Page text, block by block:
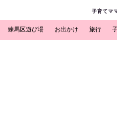
子育てマ
練馬区遊び場 お出かけ 旅行